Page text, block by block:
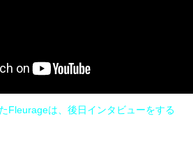
Fleurageは、後日インタビューをする